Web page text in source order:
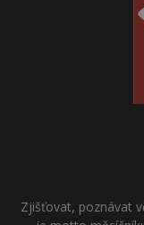
Zjišťovat, poznávat